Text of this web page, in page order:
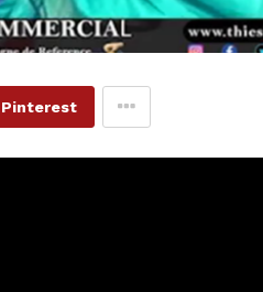
Pinterest